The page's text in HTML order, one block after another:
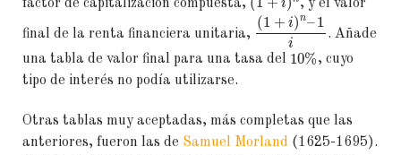
factor de capitalización compuesta,
i , y el valor
final de la renta financiera unitaria,
(1 + i)n–1
i
. Añade
una tabla de valor final para una tasa del 10%, cuyo
tipo de interés no podía utilizarse.
Otras tablas muy aceptadas, más completas que las
anteriores, fueron las de Samuel Morland (1625-1695).